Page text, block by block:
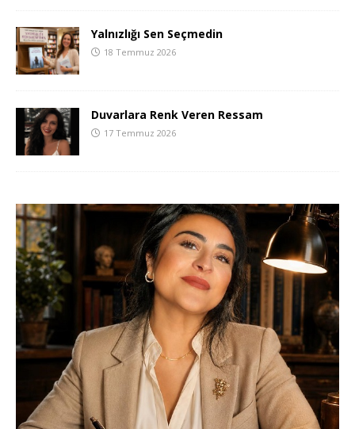
Yalnızlığı Sen Seçmedin
18 Temmuz 2026
Duvarlara Renk Veren Ressam
17 Temmuz 2026